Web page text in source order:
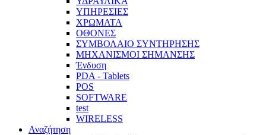
ΥΠΗΡΕΣΙΕΣ
ΧΡΩΜΑΤΑ
ΟΘΟΝΕΣ
ΣΥΜΒΟΛΑΙΟ ΣΥΝΤΗΡΗΣΗΣ
ΜΗΧΑΝΙΣΜΟΙ ΣΗΜΑΝΣΗΣ
Ένδυση
PDA - Tablets
POS
SOFTWARE
test
WIRELESS
Αναζήτηση